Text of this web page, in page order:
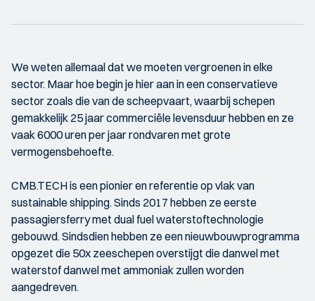
We weten allemaal dat we moeten vergroenen in elke
sector. Maar hoe begin je hier aan in een conservatieve
sector zoals die van de scheepvaart, waarbij schepen
gemakkelijk 25 jaar commerciële levensduur hebben en ze
vaak 6000 uren per jaar rondvaren met grote
vermogensbehoefte.
CMB.TECH is een pionier en referentie op vlak van
sustainable shipping. Sinds 2017 hebben ze eerste
passagiersferry met dual fuel waterstoftechnologie
gebouwd. Sindsdien hebben ze een nieuwbouwprogramma
opgezet die 50x zeeschepen overstijgt die danwel met
waterstof danwel met ammoniak zullen worden
aangedreven.